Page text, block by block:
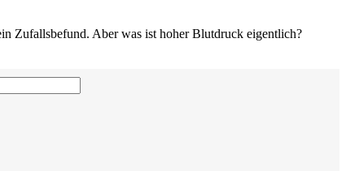
Zufallsbefund. Aber was ist hoher Blutdruck eigentlich?